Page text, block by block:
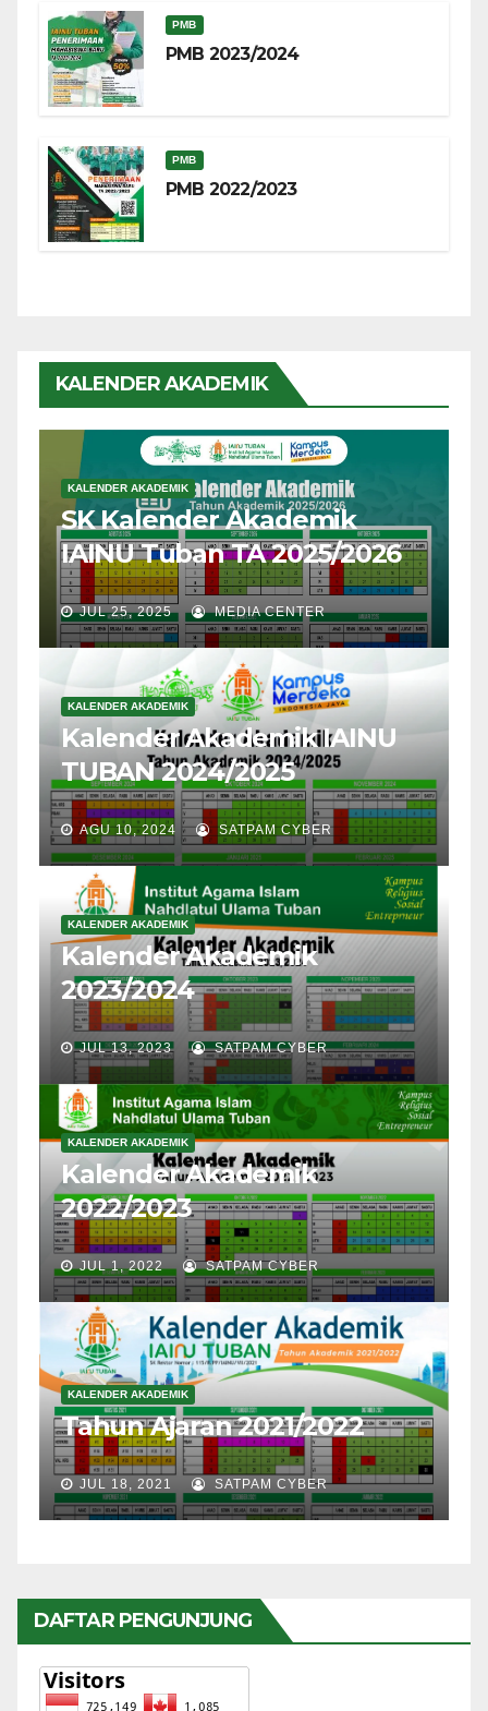
PMB
PMB 2023/2024
PMB
PMB 2022/2023
KALENDER AKADEMIK
KALENDER AKADEMIK
SK Kalender Akademik
IAINU Tuban TA 2025/2026
JUL 25, 2025 MEDIA CENTER
KALENDER AKADEMIK
Kalender Akademik IAINU
TUBAN 2024/2025
AGU 10, 2024 SATPAM CYBER
KALENDER AKADEMIK
Kalender Akademik
2023/2024
JUL 13, 2023 SATPAM CYBER
KALENDER AKADEMIK
Kalender Akademik
2022/2023
JUL 1, 2022 SATPAM CYBER
KALENDER AKADEMIK
Tahun Ajaran 2021/2022
JUL 18, 2021 SATPAM CYBER
DAFTAR PENGUNJUNG